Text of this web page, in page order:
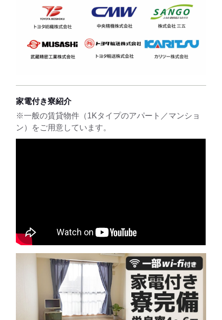
家電付き寮紹介
※一般の賃貸物件（1Kタイプのアパート／マンショ
ン）をご用意しています。